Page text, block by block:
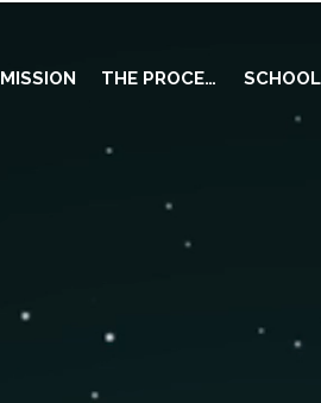
MISSION THE PROCESS